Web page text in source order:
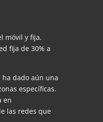
móvil y fija.
fija de 30% a
ha dado aún una
específicas.
en
las redes que